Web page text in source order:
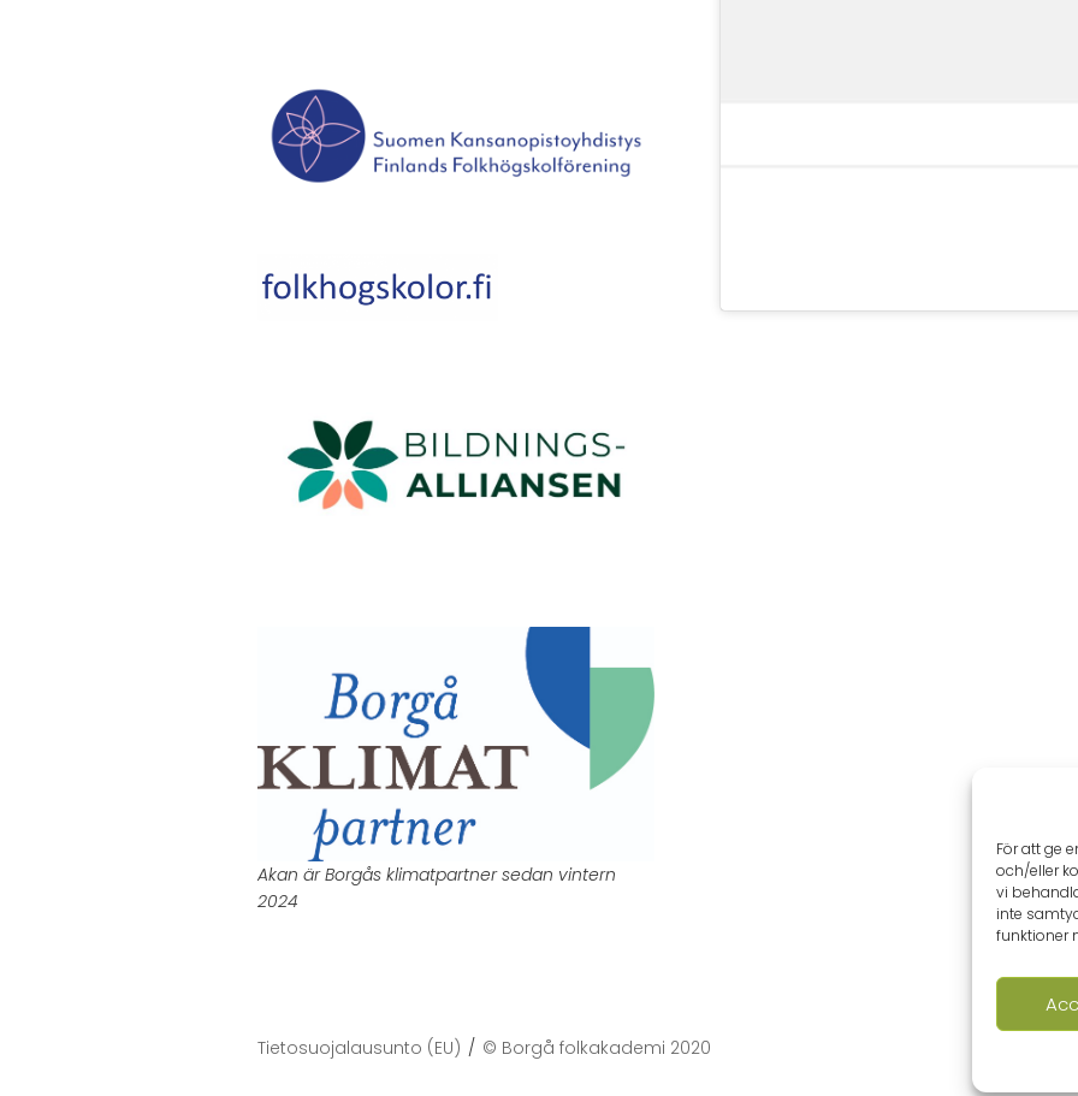
För att ge
och/eller
vi
inte
funktioner
Akan är Borgås klimatpartner sedan vintern
2024
Tietosuojalausunto (EU) © Borgå folkakademi 2020